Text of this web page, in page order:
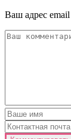
Ваш адрес email